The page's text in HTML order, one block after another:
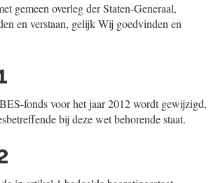
gemeen overleg der Staten-Generaal,
en verstaan, gelijk Wij goedvinden en
fonds voor het jaar 2012 wordt gewijzigd,
bij deze wet behorende staat.